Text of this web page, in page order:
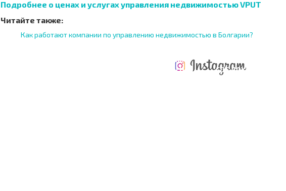
Подробнее о ценах и услугах управления недвижимостью VPUT
Читайте также:
Как работают компании по управлению недвижимостью в Болгарии?
ЕЖЕГОДНЫЕ
РАСХОДЫ НА
ГДЕ ДОХОДНОСТЬ